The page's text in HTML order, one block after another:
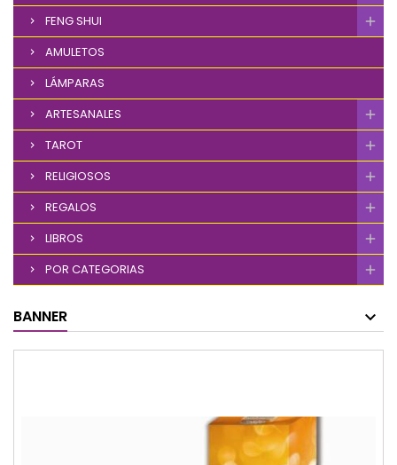
FENG SHUI
AMULETOS
LÁMPARAS
ARTESANALES
TAROT
RELIGIOSOS
REGALOS
LIBROS
POR CATEGORIAS
BANNER